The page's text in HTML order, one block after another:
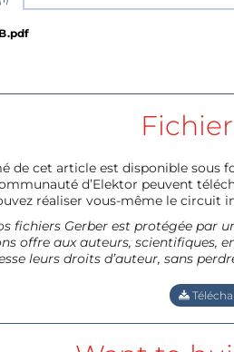
de cet article est disponible sous
d’Elektor peuvent
réaliser vous-même le circuit
fichiers Gerber est protégée par
offre aux auteurs, scientifiques,
leurs droits d’auteur, sans